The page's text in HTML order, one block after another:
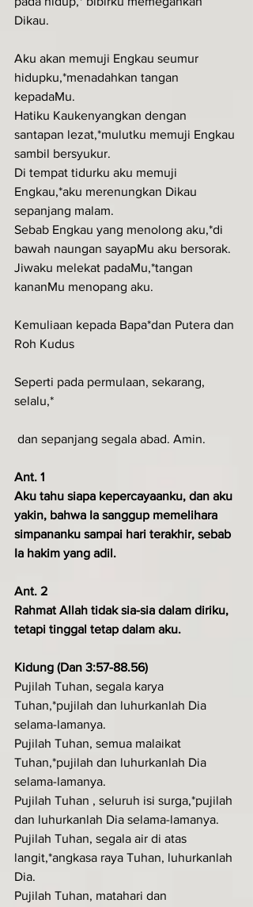
Dikau.
Aku akan memuji Engkau seumur
hidupku,*menadahkan tangan
kepadaMu.
Hatiku Kaukenyangkan dengan
santapan lezat,*mulutku memuji Engkau
sambil bersyukur.
Di tempat tidurku aku memuji
Engkau,*aku merenungkan Dikau
sepanjang malam.
Sebab Engkau yang menolong aku,*di
bawah naungan sayapMu aku bersorak.
Jiwaku melekat padaMu,*tangan
kananMu menopang aku.
Kemuliaan kepada Bapa*dan Putera dan
Roh Kudus
Seperti pada permulaan, sekarang,
selalu,*
dan sepanjang segala abad. Amin.
Ant. 1
Aku tahu siapa kepercayaanku, dan aku
yakin, bahwa Ia sanggup me­melihara
simpananku sampai hari terakhir, sebab
Ia hakim yang adil.
Ant. 2
Rahmat Allah tidak sia-sia dalam diriku,
tetapi tinggal tetap dalam aku.
Kidung (Dan 3:57-88.56)
Pujilah Tuhan, segala karya
Tuhan,*pujilah dan luhurkanlah Dia
selama-lamanya.
Pujilah Tuhan, semua malaikat
Tuhan,*pujilah dan luhurkanlah Dia
selama-lamanya.
Pujilah Tuhan , seluruh isi surga,*pujilah
dan luhurkanlah Dia selama-lamanya.
Pujilah Tuhan, segala air di atas
langit,*angkasa raya Tuhan, luhurkanlah
Dia.
Pujilah Tuhan, matahari dan